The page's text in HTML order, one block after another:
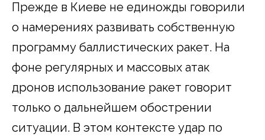
Прежде в Киеве не единожды говорили
о намерениях развивать собственную
программу баллистических ракет. На
фоне регулярных и массовых атак
дронов использование ракет говорит
только о дальнейшем обострении
ситуации. В этом контексте удар по